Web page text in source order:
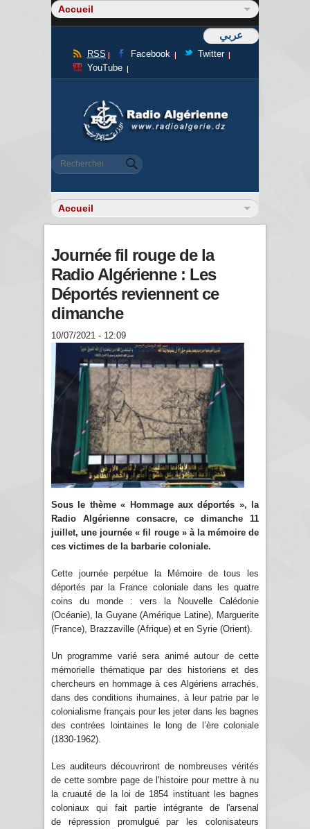
عربي
RSS Facebook
Twitter
YouTube
Formulaire de recherche
Rechercher
Journée fil rouge de la
Radio Algérienne : Les
Déportés reviennent ce
dimanche
10/07/2021 - 12:09
Sous le thème « Hommage aux déportés », la
Radio Algérienne consacre, ce dimanche 11
juillet, une journée « fil rouge » à la mémoire de
ces victimes de la barbarie coloniale.
Cette journée perpétue la Mémoire de tous les
déportés par la France coloniale dans les quatre
coins du monde : vers la Nouvelle Calédonie
(Océanie), la Guyane (Amérique Latine), Marguerite
(France), Brazzaville (Afrique) et en Syrie (Orient).
Un programme varié sera animé autour de cette
mémorielle thématique par des historiens et des
chercheurs en hommage à ces Algériens arrachés,
dans des conditions ihumaines, à leur patrie par le
colonialisme français pour les jeter dans les bagnes
des contrées lointaines le long de l’ère coloniale
(1830-1962).
Les auditeurs découvriront de nombreuses vérités
de cette sombre page de l'histoire pour mettre à nu
la cruauté de la loi de 1854 instituant les bagnes
coloniaux qui fait partie intégrante de l'arsenal
de répression promulgué par les colonisateurs